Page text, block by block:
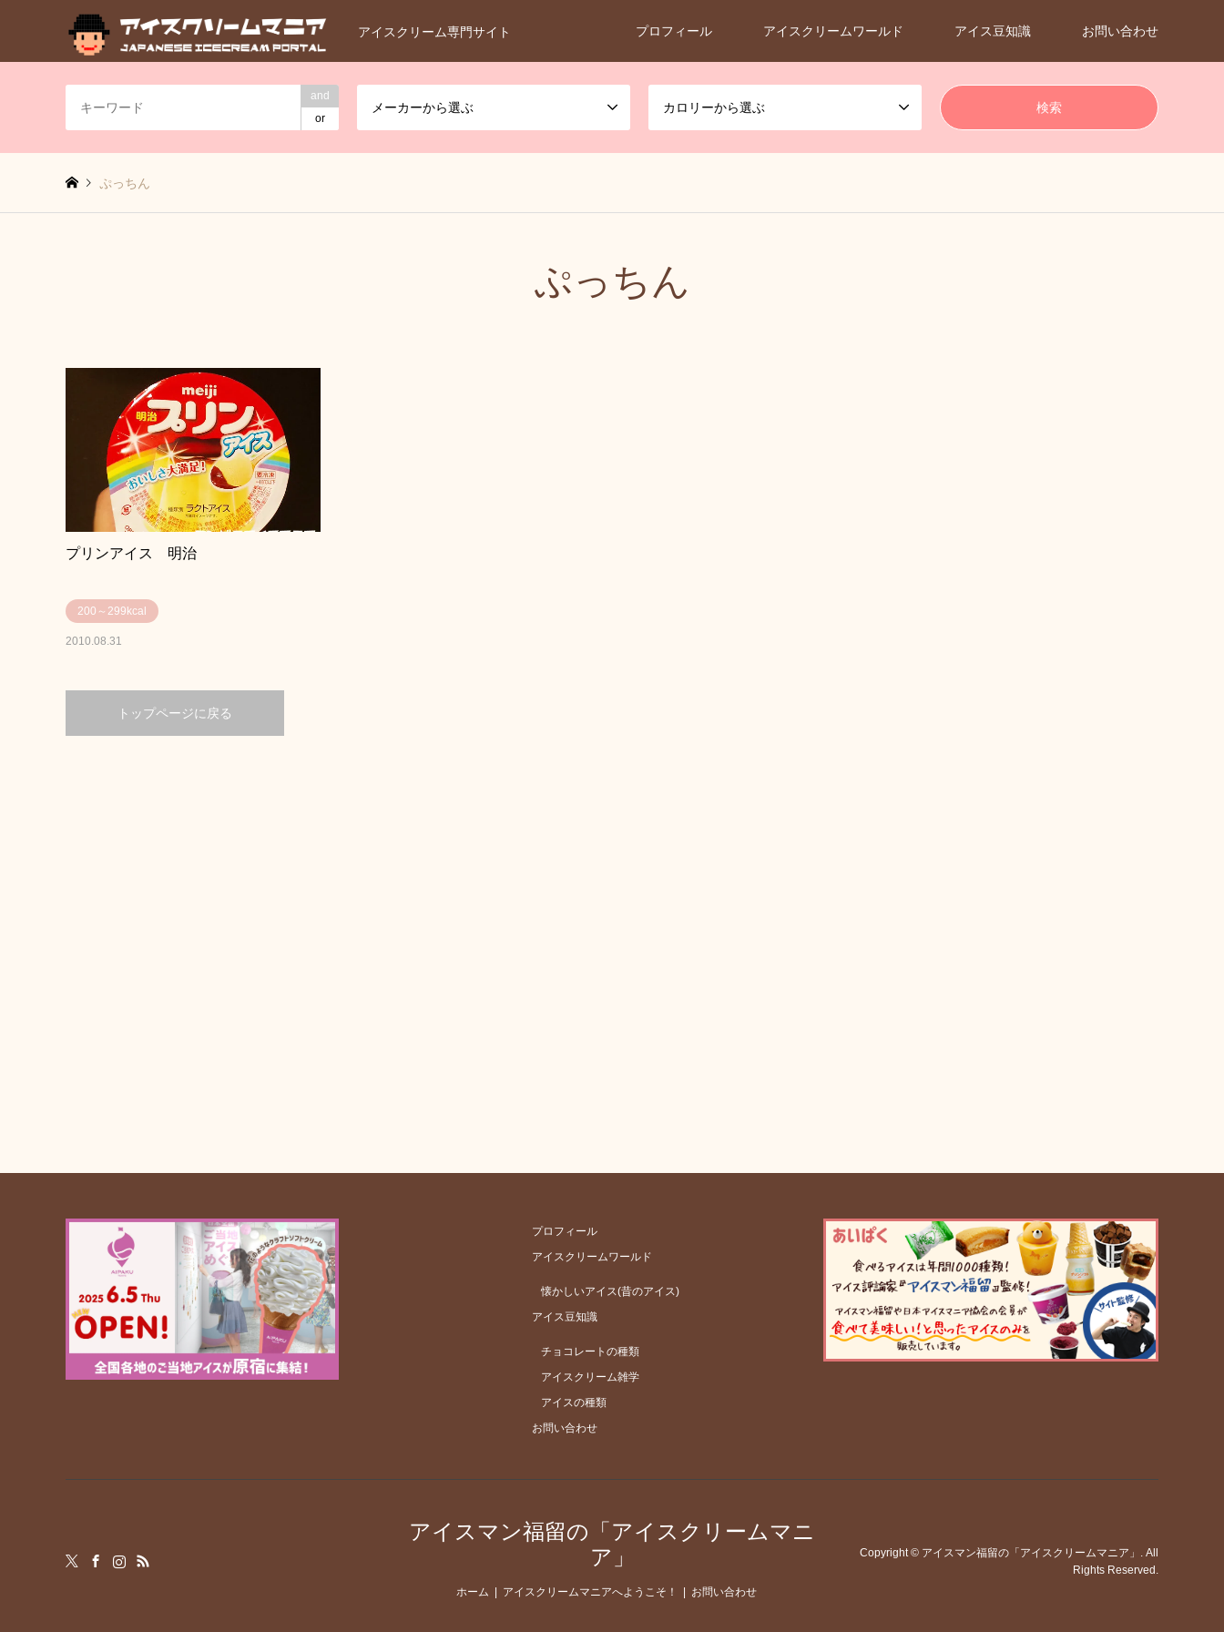
アイスクリーム専門サイト プロフィール アイスクリームワールド アイス豆知識 お問い合わせ
and
or
メーカーから選ぶ カロリーから選ぶ
ぷっちん
ぷっちん
プリンアイス 明治
200～299kcal
2010.08.31
トップページに戻る
プロフィール
アイスクリームワールド
懐かしいアイス(昔のアイス)
アイス豆知識
チョコレートの種類
アイスクリーム雑学
アイスの種類
お問い合わせ
アイスマン福留の「アイスクリームマニ
ア」
ホーム アイスクリームマニアへようこそ！ お問い合わせ
Copyright© アイスマン福留の「アイスクリームマニア」 . All
Rights Reserved.